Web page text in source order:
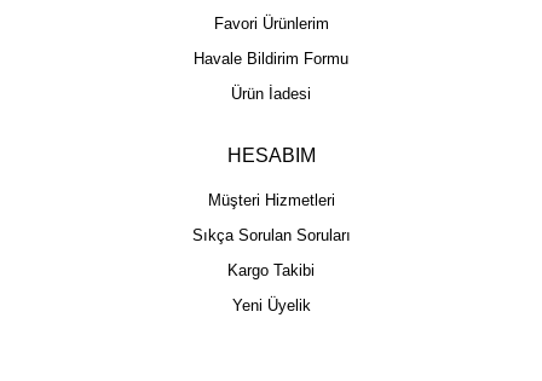
Favori Ürünlerim
Havale Bildirim Formu
Ürün İadesi
HESABIM
Müşteri Hizmetleri
Sıkça Sorulan Soruları
Kargo Takibi
Yeni Üyelik